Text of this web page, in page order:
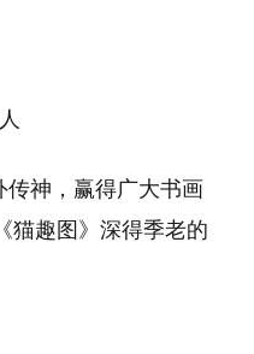
神，赢得广大书画
猫趣图》深得季老的